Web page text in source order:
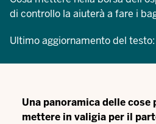
di controllo la aiuterà a fare i
Ultimo aggiornamento del testo:
Una panoramica delle
mettere in valigia per il